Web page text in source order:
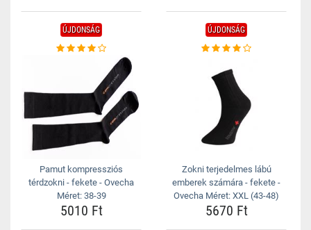
ÚJDONSÁG
Pamut kompressziós
térdzokni - fekete - Ovecha
Méret: 38-39
5010 Ft
ÚJDONSÁG
Zokni terjedelmes lábú
emberek számára - fekete -
Ovecha Méret: XXL (43-48)
5670 Ft